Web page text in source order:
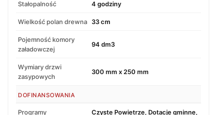
Stałopalność 4 godziny
Wielkość polan drewna 33 cm
Pojemność komory
załadowczej
94 dm3
Wymiary drzwi
zasypowych
300 mm x 250 mm
DOFINANSOWANIA
Programy Czyste Powietrze, Dotacje gminne,